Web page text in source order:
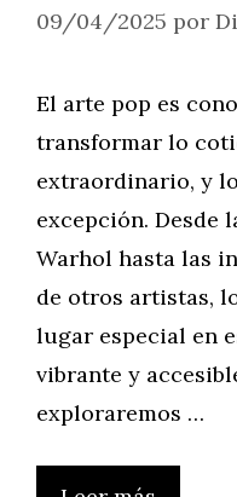
09/04/2025 por
El arte pop es
transformar lo
extraordinario, y
excepción. Desde
Warhol hasta las
de otros artistas,
lugar especial en
vibrante y
exploraremos …